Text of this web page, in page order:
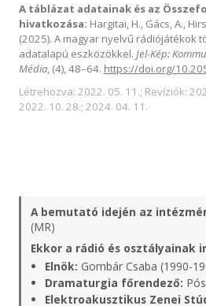
A táblázat adatainak és az
hivatkozása: Hargitai, H., Gács, A.,
(2025). A magyar nyelvű rádiójátékok
adatalapú eszközökkel. Jel-Kép:
Média, (4), 48–64. https://doi.org/
Létrehozva: 2022. 05. 11.; Revíziók:
2022. 10. 28.; 2024. 04. 11.
A bemutató idején az
(MR)
Ekkor a rádió és osztályainak
Elnök: Gombár Csaba (1990-
Dramaturgia főrendező:
Elektroakusztikus Zenei